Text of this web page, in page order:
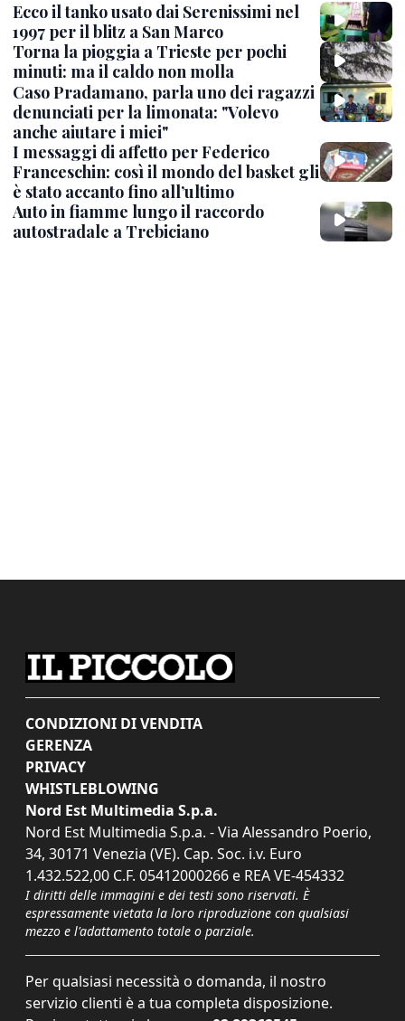
Ecco il tanko usato dai Serenissimi nel
1997 per il blitz a San Marco
Torna la pioggia a Trieste per pochi
minuti: ma il caldo non molla
Caso Pradamano, parla uno dei ragazzi
denunciati per la limonata: "Volevo
anche aiutare i miei"
I messaggi di affetto per Federico
Franceschin: così il mondo del basket gli
è stato accanto fino all’ultimo
Auto in fiamme lungo il raccordo
autostradale a Trebiciano
CONDIZIONI DI VENDITA
GERENZA
PRIVACY
WHISTLEBLOWING
Nord Est Multimedia S.p.a.
Nord Est Multimedia S.p.a. - Via Alessandro Poerio,
34, 30171 Venezia (VE). Cap. Soc. i.v. Euro
1.432.522,00 C.F. 05412000266 e REA VE-454332
I diritti delle immagini e dei testi sono riservati. È
espressamente vietata la loro riproduzione con qualsiasi
mezzo e l'adattamento totale o parziale.
Per qualsiasi necessità o domanda, il nostro
servizio clienti è a tua completa disposizione.